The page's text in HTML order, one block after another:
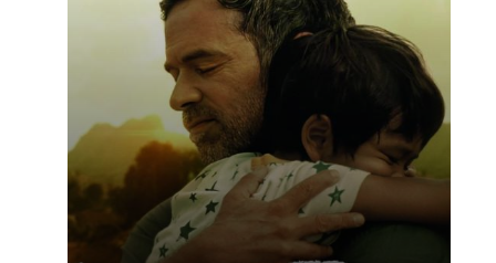
Réalisé par Phuong Mai Nguyen